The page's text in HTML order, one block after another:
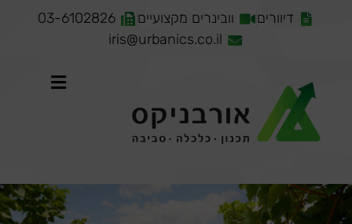
דיוורים וובינרים מקצועיים
03-6102826
iris@urbanics.co.il